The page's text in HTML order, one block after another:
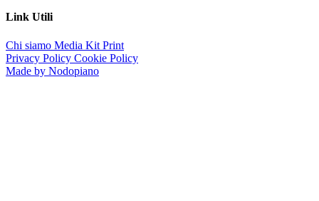
Link Utili
Chi siamo Media Kit Print
Privacy Policy Cookie Policy
Made by Nodopiano